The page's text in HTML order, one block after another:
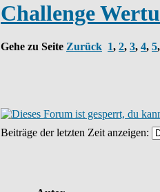
Challenge
Gehe zu Seite Zurück 1, 2, 3, 4, 5
Beiträge der letzten Zeit anzeigen: